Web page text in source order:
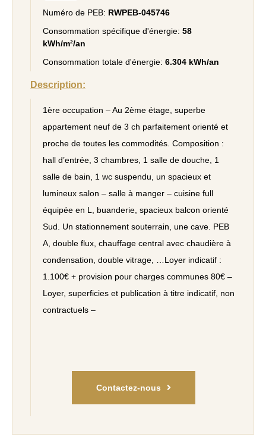
Numéro de PEB: RWPEB-045746
Consommation spécifique d'énergie: 58
kWh/m²/an
Consommation totale d'énergie: 6.304 kWh/an
Description:
1ère occupation – Au 2ème étage, superbe
appartement neuf de 3 ch parfaitement orienté et
proche de toutes les commodités. Composition :
hall d’entrée, 3 chambres, 1 salle de douche, 1
salle de bain, 1 wc suspendu, un spacieux et
lumineux salon – salle à manger – cuisine full
équipée en L, buanderie, spacieux balcon orienté
Sud. Un stationnement souterrain, une cave. PEB
A, double flux, chauffage central avec chaudière à
condensation, double vitrage, …Loyer indicatif :
1.100€ + provision pour charges communes 80€ –
Loyer, superficies et publication à titre indicatif, non
contractuels –
Contactez-nous